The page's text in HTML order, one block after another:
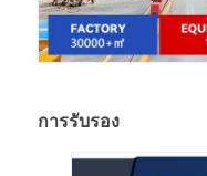
การรับรอง